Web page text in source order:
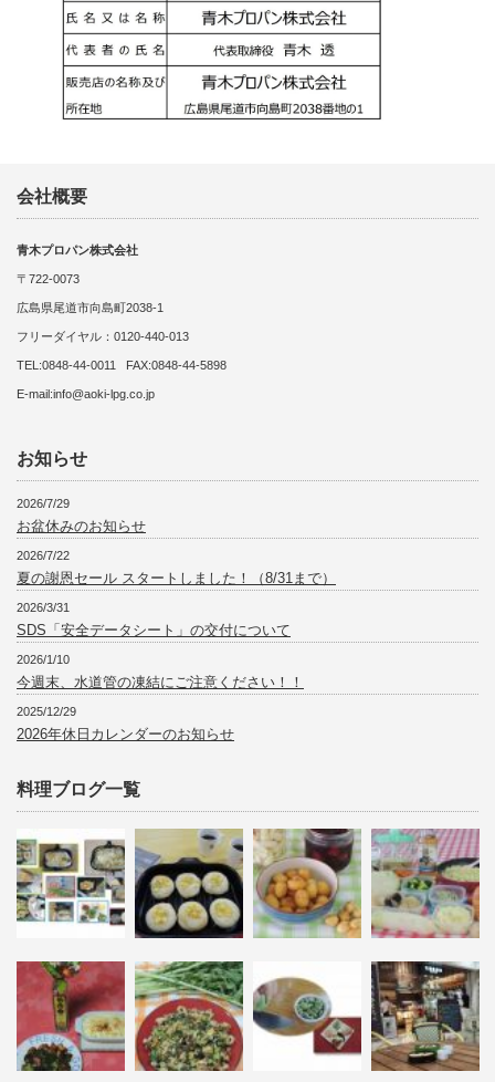
会社概要
青木プロパン株式会社
〒722-0073
広島県尾道市向島町2038-1
フリーダイヤル：0120-440-013
TEL:0848-44-0011 FAX:0848-44-5898
E-mail:info@aoki-lpg.co.jp
お知らせ
2026/7/29
お盆休みのお知らせ
2026/7/22
夏の謝恩セール スタートしました！（8/31まで）
2026/3/31
SDS「安全データシート」の交付について
2026/1/10
今週末、水道管の凍結にご注意ください！！
2025/12/29
2026年休日カレンダーのお知らせ
料理ブログ一覧